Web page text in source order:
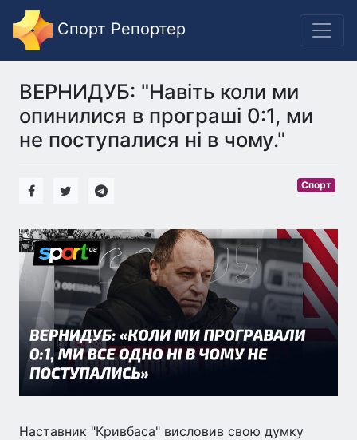
Спорт Репортер
ВЕРНИДУБ: "Навіть коли ми
опинилися в програші 0:1, ми
не поступалися ні в чому."
Спорт
Наставник "Кривбаса" висловив свою думку